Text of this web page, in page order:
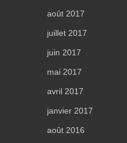
août 2017
juillet 2017
juin 2017
mai 2017
avril 2017
janvier 2017
août 2016